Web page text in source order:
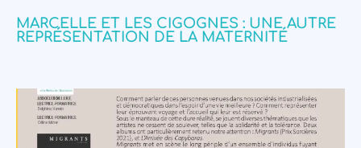
MARCELLE ET LES CIGOGNES : UNE AUTRE
REPRÉSENTATION DE LA MATERNITÉ